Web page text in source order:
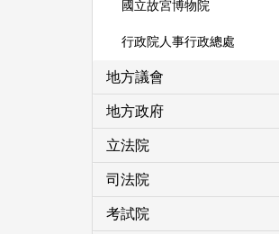
國立故宮博物院
行政院人事行政總處
地方議會
地方政府
立法院
司法院
考試院